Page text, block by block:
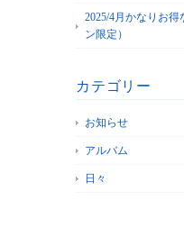
2025/4月かなりお
ン限定）
カテゴリー
お知らせ
アルバム
日々